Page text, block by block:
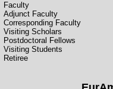
Faculty
Adjunct Faculty
Corresponding Faculty
Visiting Scholars
Postdoctoral Fellows
Visiting Students
Retiree